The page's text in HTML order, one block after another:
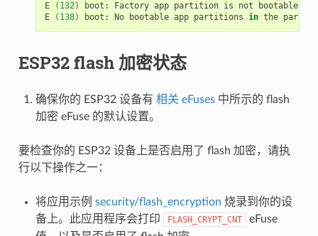
E
( 132) boot: Factory app partition is not
bootable
E
( 138) boot: No bootable app partitions in the
ESP32 flash 加密状态
确保你的 ESP32 设备有 相关 eFuses中所示的 flash
加密 eFuse 的默认设置。
要检查你的 ESP32 设备上是否启用了 flash 加密，请执
行以下操作之一：
将应用示例 security/flash_encryption 烧录到你的设
备上。此应用程序会打印
FLASH_CRYPT_CNT
eFuse